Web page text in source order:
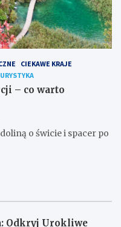
CIEKAWE KRAJE
– co warto
o świcie i spacer po
Odkryj Urokliwe